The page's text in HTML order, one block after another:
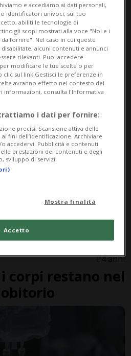
4 anni
è linea dura
4 anni
corpi restano nel
e accediamo ai dati personali,
identificatori univoci, sul tuo
abiliti le tecnologie di
gli scopi mostrati alla voce "Noi e i
fornire". Nel caso in cui queste
alcuni contenuti e annunci
rilevanti. Puoi accedere
modificare le tue scelte o per
sul link Gestisci le preferenze in
avranno effetto nel contesto del
informazioni, consulta l'Informativa
i dati per fornire:
precisi. Scansione attiva delle
fini dell’identificazione. Archiviare
accedervi. Pubblicità e contenuti
prestazioni dei contenuti e degli
sviluppo di servizi.
Mostra finalità
Accetto